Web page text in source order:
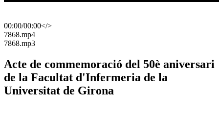
00:00/00:00</>
​7868.mp4
​7868.mp3
Acte de commemoració del 50è aniversari
de la Facultat d'Infermeria de la
Universitat de Girona